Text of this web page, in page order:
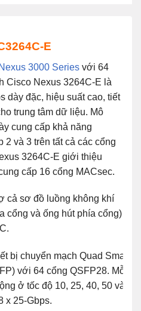
E
3000 Series với 64
Cisco Nexus 3264C-E là
dày đặc, hiệu suất cao, tiết
trung tâm dữ liệu. Mô
cung cấp khả năng
2 và 3 trên tất cả các cổng
3264C-E giới thiệu
cấp 16 cổng MACsec.
cả sơ đồ luồng không khí
cổng và ống hút phía cổng)
bị chuyển mạch Quad Small
với 64 cổng QSFP28. Mỗi
ở tốc độ 10, 25, 40, 50 và
x 25-Gbps.